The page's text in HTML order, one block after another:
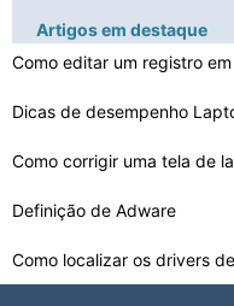
Artigos em destaque
Como editar um registro
Dicas de desempenho
Definição de Adware
Como localizar os drivers